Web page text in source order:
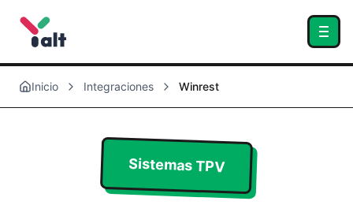
Inicio Integraciones Winrest
Sistemas TPV